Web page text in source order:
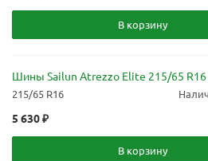
В корзину
Шины Sailun Atrezzo Elite 215/65 R16
215/65 R16
5 630₽
В корзину